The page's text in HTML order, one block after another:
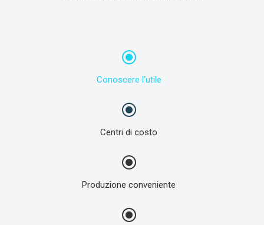
\
Conoscere l‘utile
\
Centri di costo
\
Produzione conveniente
\